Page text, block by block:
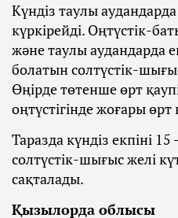
Күндіз таулы
күркірейді. Оңтүстік-
және таулы аудандарда
болатын солтүстік-
Өңірде төтенше өрт
оңтүстігінде жоғары өрт
Таразда күндіз екпіні
солтүстік-шығыс желі
сақталады.
Қызылорда облысы